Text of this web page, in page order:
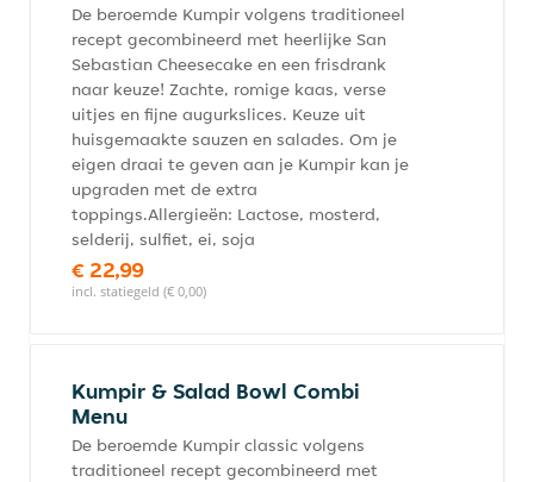
De beroemde Kumpir volgens traditioneel
recept gecombineerd met heerlijke San
Sebastian Cheesecake en een frisdrank
naar keuze! Zachte, romige kaas, verse
uitjes en fijne augurkslices. Keuze uit
huisgemaakte sauzen en salades. Om je
eigen draai te geven aan je Kumpir kan je
upgraden met de extra
toppings.Allergieën: Lactose, mosterd,
selderij, sulfiet, ei, soja
€ 22,99
incl. statiegeld (€ 0,00)
Kumpir & Salad Bowl Combi
Menu
De beroemde Kumpir classic volgens
traditioneel recept gecombineerd met